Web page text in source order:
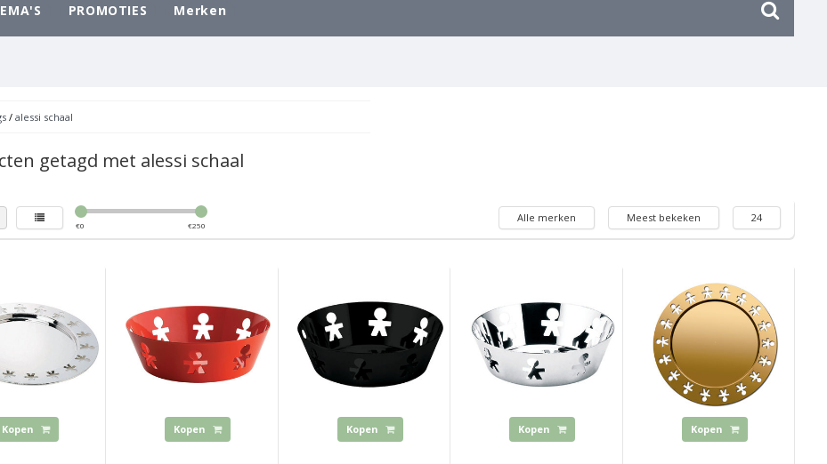
PROMOTIES Merken
/ alessi schaal
getagd met alessi schaal
€0 €250
Alle merken Meest bekeken 24
Kopen Kopen Kopen Kopen Kopen